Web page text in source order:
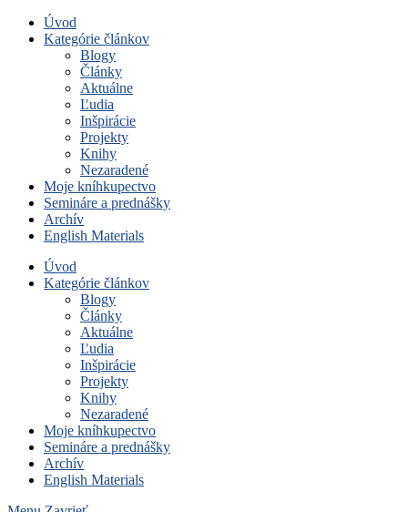
Úvod
Kategórie článkov
Blogy
Články
Aktuálne
Ľudia
Inšpirácie
Projekty
Knihy
Nezaradené
Moje kníhkupectvo
Semináre a prednášky
Archív
English Materials
Úvod
Kategórie článkov
Blogy
Články
Aktuálne
Ľudia
Inšpirácie
Projekty
Knihy
Nezaradené
Moje kníhkupectvo
Semináre a prednášky
Archív
English Materials